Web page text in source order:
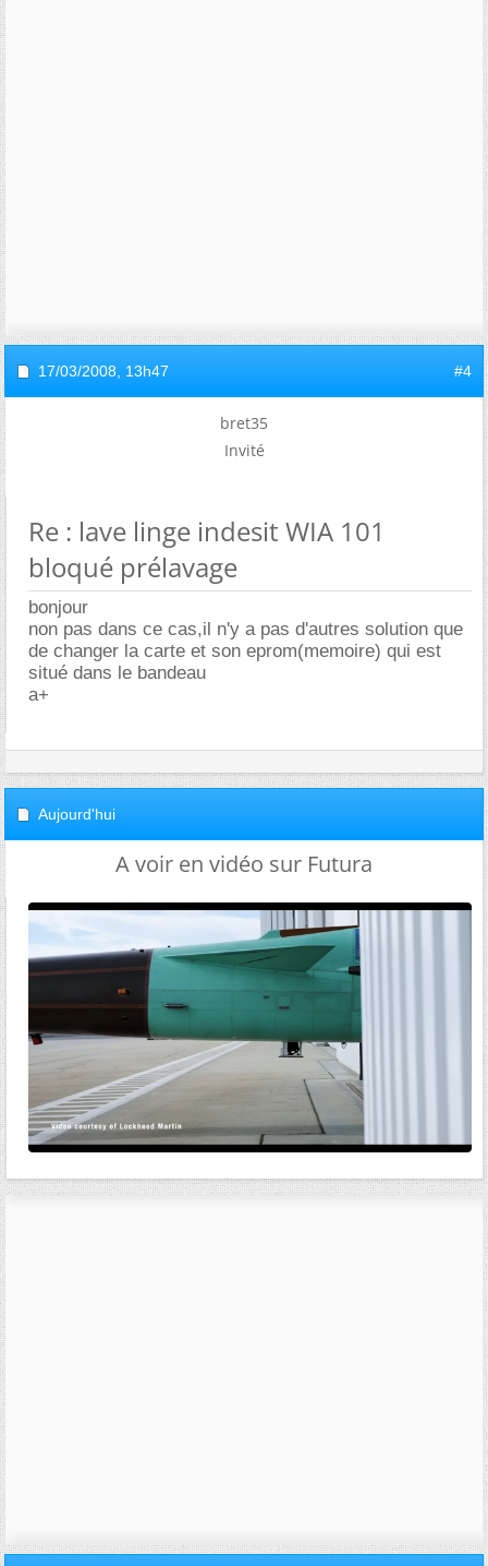
17/03/2008, 13h47 #4
bret35
Invité
Re : lave linge indesit WIA 101
bloqué prélavage
bonjour
non pas dans ce cas,il n'y a pas d'autres solution que
de changer la carte et son eprom(memoire) qui est
situé dans le bandeau
a+
Aujourd'hui
A voir en vidéo sur Futura